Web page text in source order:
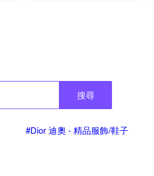
搜尋
#Dior 迪奧 - 精品服飾/鞋子